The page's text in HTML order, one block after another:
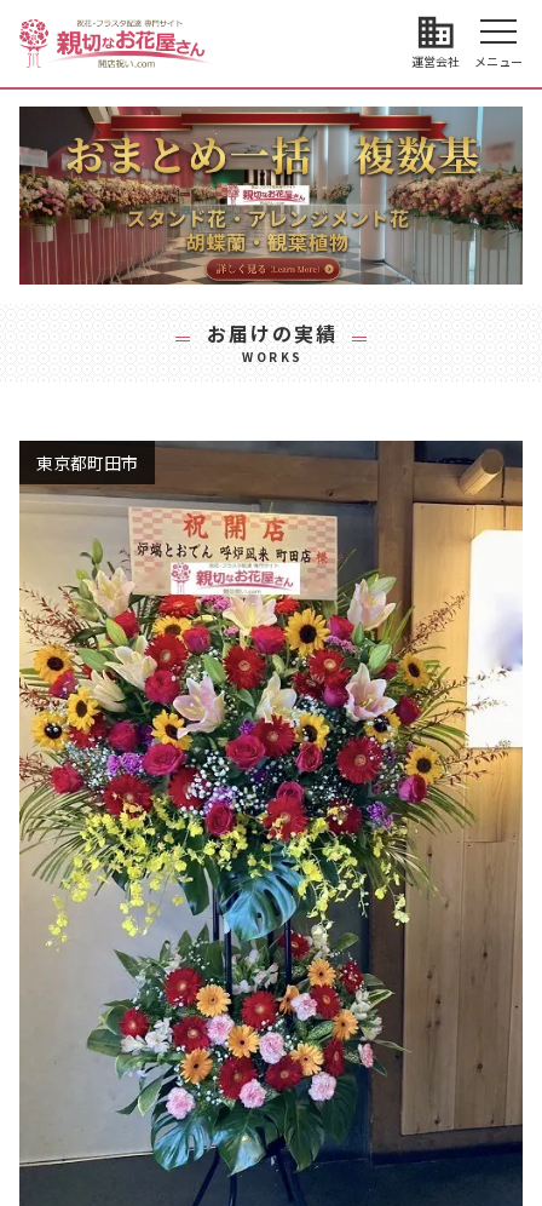
business
運営会社 メニュー
お届けの実績
WORKS
東京都町田市